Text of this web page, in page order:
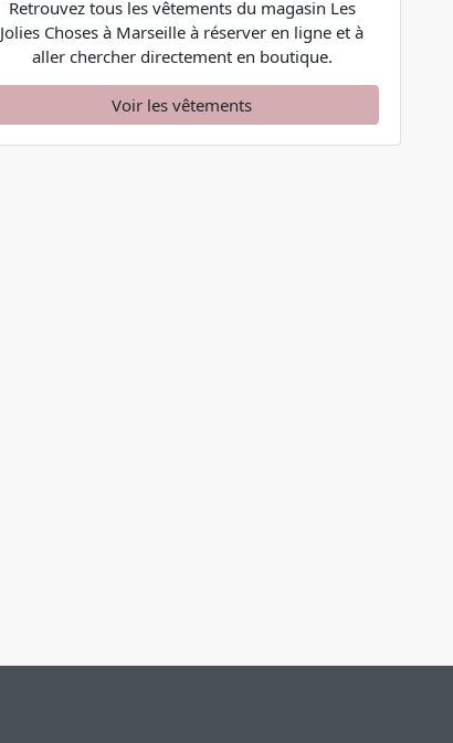
Retrouvez tous les vêtements du magasin Les
Jolies Choses à Marseille à réserver en ligne et à
aller chercher directement en boutique.
Voir les vêtements